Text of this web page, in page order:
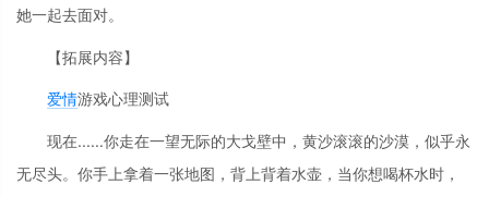
她一起去面对。
【拓展内容】
爱情游戏心理测试
现在......你走在一望无际的大戈壁中，黄沙滚滚的沙漠，似乎永
无尽头。你手上拿着一张地图，背上背着水壶，当你想喝杯水时，